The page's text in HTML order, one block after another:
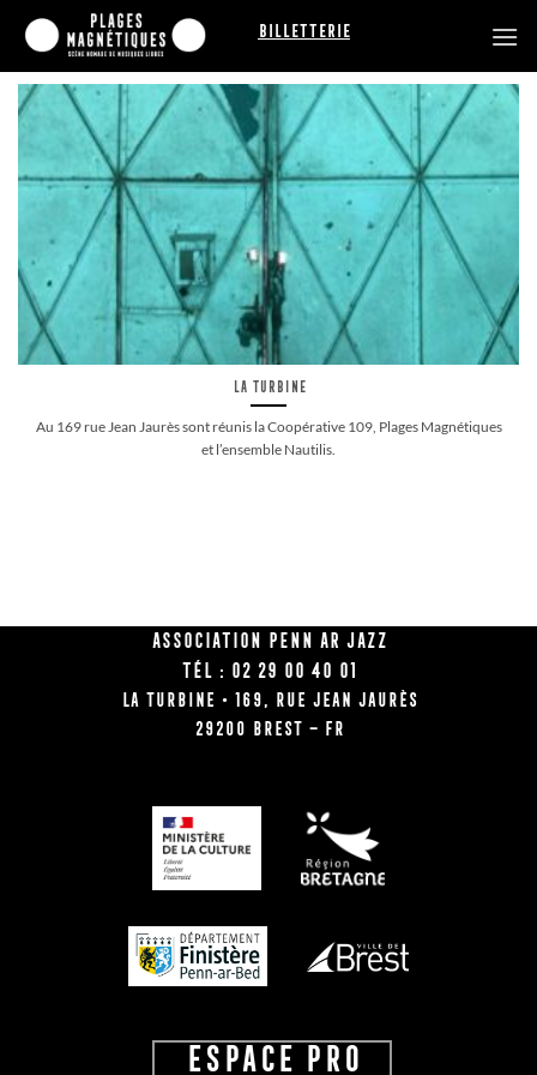
Passer
contenu
Billetterie
La Turbine
Au 169 rue Jean Jaurès sont réunis la Coopérative 109, Plages Magnétiques
et l’ensemble Nautilis.
Association Penn Ar Jazz
Tél : 02 29 00 40 01
La Turbine • 169, rue Jean Jaurès
29200 BREST – FR
ESPACE PRO